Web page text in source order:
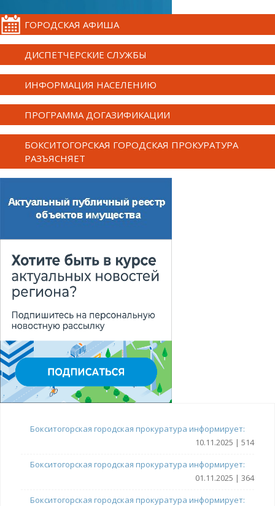
ГОРОДСКАЯ АФИША
ДИСПЕТЧЕРСКИЕ СЛУЖБЫ
ИНФОРМАЦИЯ НАСЕЛЕНИЮ
ПРОГРАММА ДОГАЗИФИКАЦИИ
БОКСИТОГОРСКАЯ ГОРОДСКАЯ ПРОКУРАТУРА
РАЗЪЯСНЯЕТ
Бокситогорская городская прокуратура информирует:
10.11.2025 | 514
Бокситогорская городская прокуратура информирует:
01.11.2025 | 364
Бокситогорская городская прокуратура информирует: